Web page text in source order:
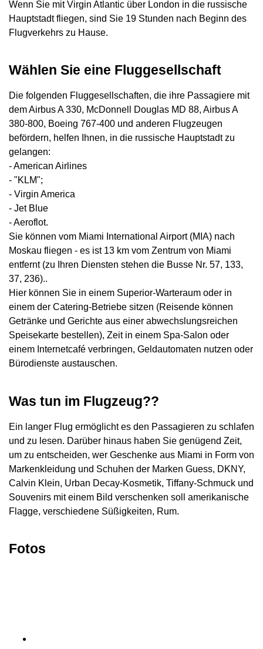
Wenn Sie mit Virgin Atlantic über London in die russische
Hauptstadt fliegen, sind Sie 19 Stunden nach Beginn des
Flugverkehrs zu Hause.
Wählen Sie eine Fluggesellschaft
Die folgenden Fluggesellschaften, die ihre Passagiere mit
dem Airbus A 330, McDonnell Douglas MD 88, Airbus A
380-800, Boeing 767-400 und anderen Flugzeugen
befördern, helfen Ihnen, in die russische Hauptstadt zu
gelangen:
- American Airlines
- "KLM";
- Virgin America
- Jet Blue
- Aeroflot.
Sie können vom Miami International Airport (MIA) nach
Moskau fliegen - es ist 13 km vom Zentrum von Miami
entfernt (zu Ihren Diensten stehen die Busse Nr. 57, 133,
37, 236)..
Hier können Sie in einem Superior-Warteraum oder in
einem der Catering-Betriebe sitzen (Reisende können
Getränke und Gerichte aus einer abwechslungsreichen
Speisekarte bestellen), Zeit in einem Spa-Salon oder
einem Internetcafé verbringen, Geldautomaten nutzen oder
Bürodienste austauschen.
Was tun im Flugzeug??
Ein langer Flug ermöglicht es den Passagieren zu schlafen
und zu lesen. Darüber hinaus haben Sie genügend Zeit,
um zu entscheiden, wer Geschenke aus Miami in Form von
Markenkleidung und Schuhen der Marken Guess, DKNY,
Calvin Klein, Urban Decay-Kosmetik, Tiffany-Schmuck und
Souvenirs mit einem Bild verschenken soll amerikanische
Flagge, verschiedene Süßigkeiten, Rum.
Fotos